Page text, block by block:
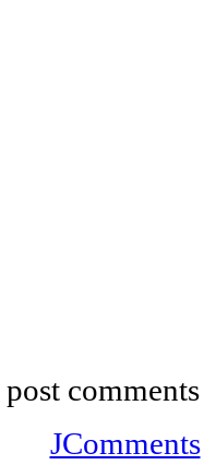
comments
JComments